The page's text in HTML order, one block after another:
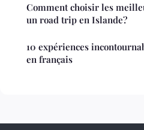
Comment choisir les
un road trip en Islande?
10 expériences
en français